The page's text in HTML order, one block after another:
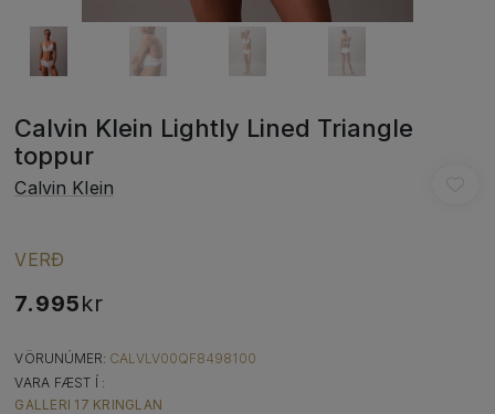
Calvin Klein Lightly Lined Triangle
toppur
Calvin Klein
VERÐ
7.995kr
VÖRUNÚMER: CALVLV00QF8498100
VARA FÆST Í :
GALLERI 17 KRINGLAN